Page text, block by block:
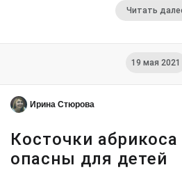
Читать
19 мая 2021
Ирина Стюрова
Косточки
опасны для детей